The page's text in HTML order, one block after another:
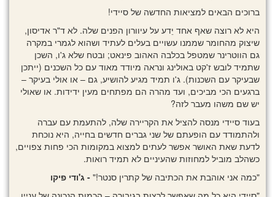
ברוכים הבאים למציאות החדשה של סיידי!
היא לא רוצה שאף אחד יֵדע על עיוורון הפנים שלה. לא ד"ר אדיסון,
שיצוק מהחומר שממנו עשויים בעלים לעתיד ושהוא לגמרי במקרה
גם הווטרינר שמטפל בכלבה האהוב פינאט; ובטח שלא ג'ו, השכן
שתמיד לובש ז'קט באולינג ונראה מיודד מאוד עם כל השכנים (ייתכן
שבעיקר עם השכנות). ג'ו תמיד מגיע להושיע, גם – או אולי בעיקר –
ברגעים הכי מביכים, ועד מהרה הם מפתחים מעין ידידות. או שאולי
יש שם משהו מעבר לזה?
בעוד סיידי מנסה להציל את הקריירה שלה, להתעמת עם עברה
ולהתמודד עם הופעתם של שני גברים חדשים בחייה, היא נוכחת
לדעת שאת האושר אפשר לעתים למצוא במקומות הכי פחות צפויים,
כשהלב מוביל למחוזות שהעיניים לא תמיד רואות.
"כמה אני אוהבת את הכתיבה של קתרין סנטר!" - ג'ודי פיקו